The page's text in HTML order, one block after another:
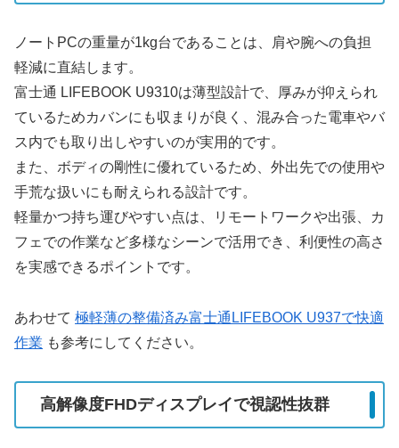
ノートPCの重量が1kg台であることは、肩や腕への負担
軽減に直結します。
富士通 LIFEBOOK U9310は薄型設計で、厚みが抑えられ
ているためカバンにも収まりが良く、混み合った電車やバ
ス内でも取り出しやすいのが実用的です。
また、ボディの剛性に優れているため、外出先での使用や
手荒な扱いにも耐えられる設計です。
軽量かつ持ち運びやすい点は、リモートワークや出張、カ
フェでの作業など多様なシーンで活用でき、利便性の高さ
を実感できるポイントです。
あわせて 極軽薄の整備済み富士通LIFEBOOK U937で快適
作業 も参考にしてください。
高解像度FHDディスプレイで視認性抜群